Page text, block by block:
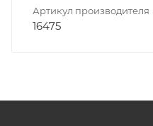
Артикул производителя
16475